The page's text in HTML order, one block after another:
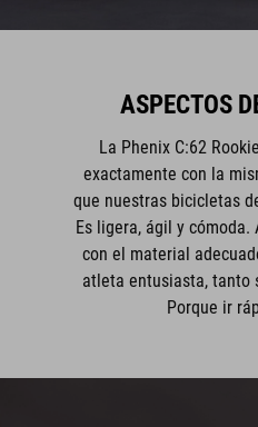
ASPECTOS
La Phenix C:62
exactamente con la
que nuestras bicicletas
Es ligera, ágil y cómoda.
con el material
atleta entusiasta, tanto
Porque ir